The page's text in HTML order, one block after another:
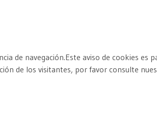
de navegación.Este aviso de cookies es
de los visitantes, por favor consulte